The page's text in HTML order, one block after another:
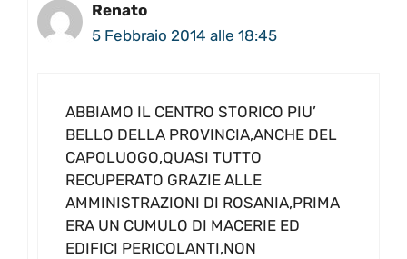
Renato
5 Febbraio 2014 alle 18:45
ABBIAMO IL CENTRO STORICO PIU’
BELLO DELLA PROVINCIA,ANCHE DEL
CAPOLUOGO,QUASI TUTTO
RECUPERATO GRAZIE ALLE
AMMINISTRAZIONI DI ROSANIA,PRIMA
ERA UN CUMULO DI MACERIE ED
EDIFICI PERICOLANTI,NON